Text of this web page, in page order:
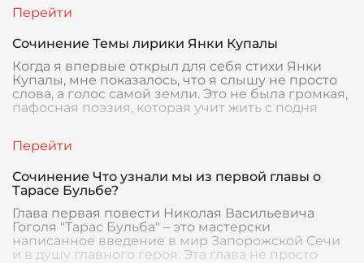
Сочинение Темы лирики Янки Купалы
Когда я впервые открыл для себя стихи Янки
Купалы, мне показалось, что я слышу не просто
слова, а голос самой земли. Это не была громкая,
пафосная поэзия, которая учит жить с подня
Сочинение Что узнали мы из первой главы о
Тарасе Бульбе?
Глава первая повести Николая Васильевича
Гоголя "Тарас Бульба" – это мастерски
написанное введение в мир Запорожской Сечи
и в душу главного героя. Эта глава не просто